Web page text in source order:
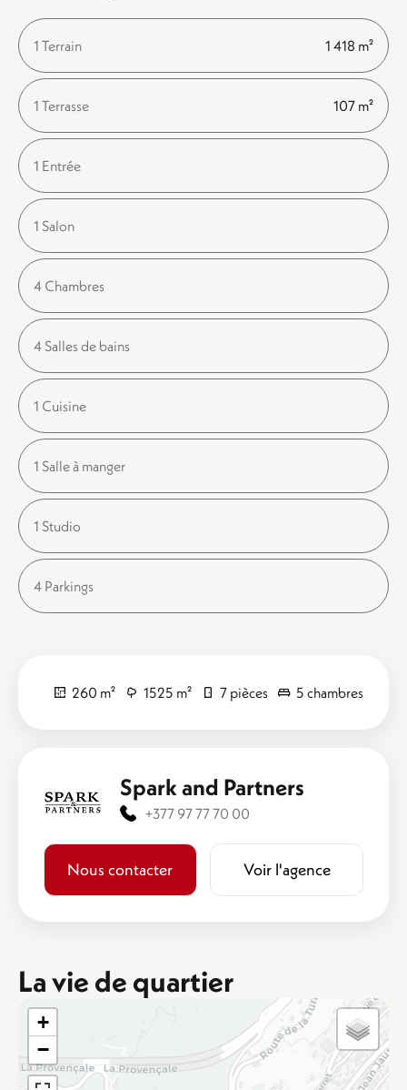
1 Terrain 1 418 m²
1 Terrasse 107 m²
1 Entrée
1 Salon
4 Chambres
4 Salles de bains
1 Cuisine
1 Salle à manger
1 Studio
4 Parkings
260 m² 1525 m² 7 pièces 5 chambres
Spark and Partners
+377 97 77 70 00
Nous contacter Voir l'agence
La vie de quartier
+
−